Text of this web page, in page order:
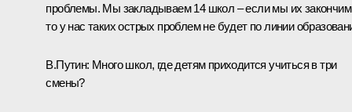
проблемы. Мы закладываем 14 школ – если мы их
то у нас таких острых проблем не будет по линии
В.Путин: Много школ, где детям приходится учиться в три
смены?